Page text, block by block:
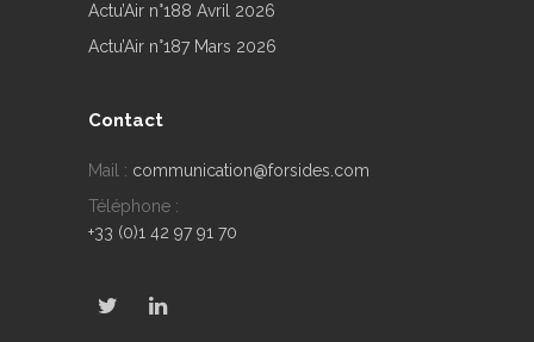
Actu’Air n°188 Avril 2026
Actu’Air n°187 Mars 2026
Contact
Mail : communication@forsides.com
Téléphone :
+33 (0)1 42 97 91 70